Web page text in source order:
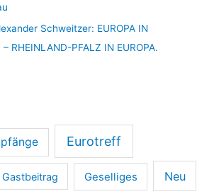
Schweitzer: EUROPA IN
RHEINLAND-PFALZ IN EUROPA.
Eurotreff
Gastbeitrag Geselliges Neu